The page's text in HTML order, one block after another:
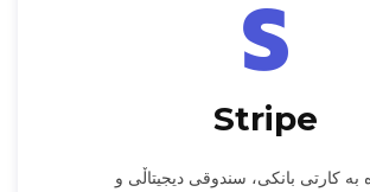
Stripe
بە کارتی بانکی، سندوقی دیجیتاڵی و